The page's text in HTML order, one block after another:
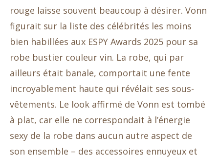
rouge laisse souvent beaucoup à désirer. Vonn
figurait sur la liste des célébrités les moins
bien habillées aux ESPY Awards 2025 pour sa
robe bustier couleur vin. La robe, qui par
ailleurs était banale, comportait une fente
incroyablement haute qui révélait ses sous-
vêtements. Le look affirmé de Vonn est tombé
à plat, car elle ne correspondait à l’énergie
sexy de la robe dans aucun autre aspect de
son ensemble – des accessoires ennuyeux et